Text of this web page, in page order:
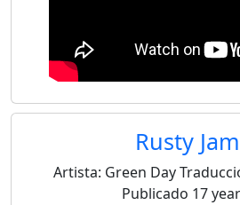
Rusty
Artista: Green Day
Publicado 17